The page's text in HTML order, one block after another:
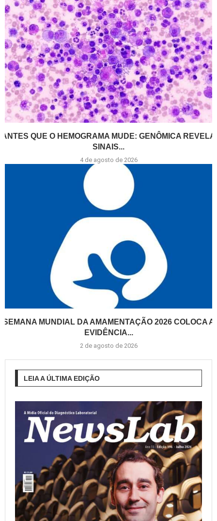
ANTES QUE O HEMOGRAMA MUDE: GENÔMICA REVELA
SINAIS...
4 de agosto de 2026
SEMANA MUNDIAL DA AMAMENTAÇÃO 2026 COLOCA A
EVIDÊNCIA...
2 de agosto de 2026
LEIA A ÚLTIMA EDIÇÃO